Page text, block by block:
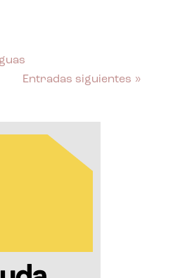
Entradas siguientes »